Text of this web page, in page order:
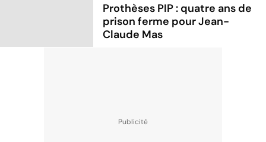
Prothèses PIP : quatre ans de
prison ferme pour Jean-
Claude Mas